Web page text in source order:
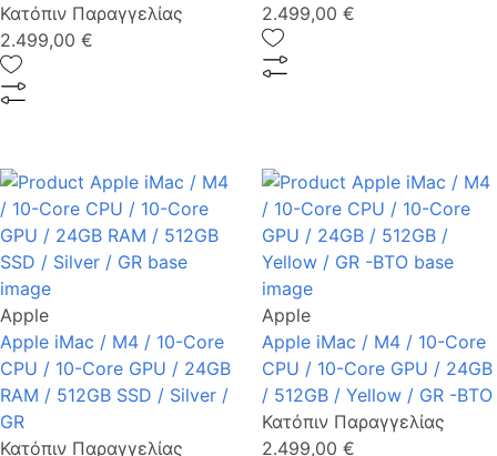
Κατόπιν Παραγγελίας
2.499,00 €
2.499,00 €
Apple
Apple iMac / M4 / 10-Core
CPU / 10-Core GPU / 24GB
RAM / 512GB SSD / Silver /
GR
Κατόπιν Παραγγελίας
Apple
Apple iMac / M4 / 10-Core
CPU / 10-Core GPU / 24GB
/ 512GB / Yellow / GR -BTO
Κατόπιν Παραγγελίας
2.499,00 €